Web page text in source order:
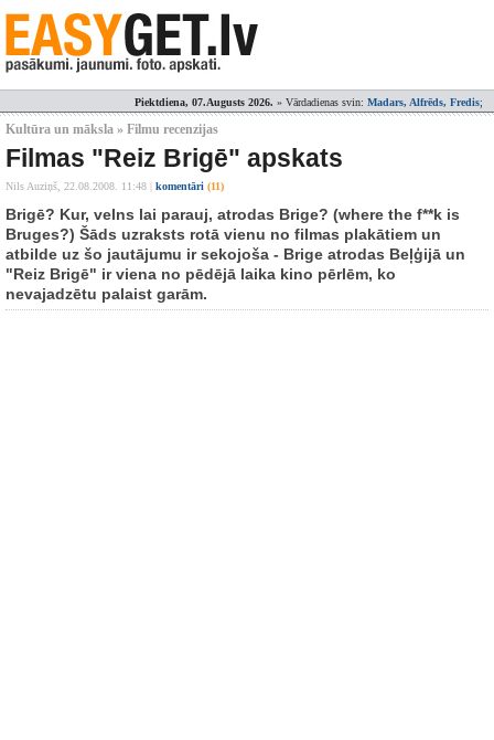
Piektdiena, 07.Augusts 2026. » Vārdadienas svin: Madars, Alfrēds, Fredis;
Kultūra un māksla » Filmu recenzijas
Filmas "Reiz Brigē" apskats
Nils Auziņš, 22.08.2008. 11:48 komentāri (11)
Brigē? Kur, velns lai parauj, atrodas Brige? (where the f**k is
Bruges?) Šāds uzraksts rotā vienu no filmas plakātiem un
atbilde uz šo jautājumu ir sekojoša - Brige atrodas Beļģijā un
"Reiz Brigē" ir viena no pēdējā laika kino pērlēm, ko
nevajadzētu palaist garām.